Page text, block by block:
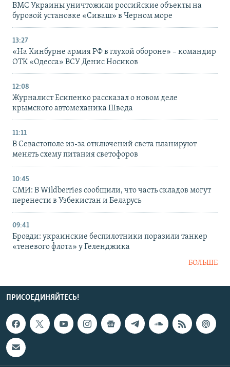
ВМС Украины уничтожили российские объекты на
буровой установке «Сиваш» в Черном море
13:27
«На Кинбурне армия РФ в глухой обороне» – командир
ОТК «Одесса» ВСУ Денис Носиков
12:08
Журналист Есипенко рассказал о новом деле
крымского автомеханика Шведа
11:11
В Севастополе из-за отключений света планируют
менять схему питания светофоров
10:45
СМИ: В Wildberries сообщили, что часть складов могут
перенести в Узбекистан и Беларусь
09:41
Бровди: украинские беспилотники поразили танкер
«теневого флота» у Геленджика
БОЛЬШЕ
ПРИСОЕДИНЯЙТЕСЬ!